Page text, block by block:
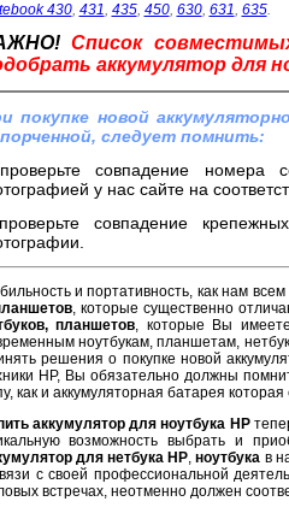
430, 431, 435, 450, 630, 631, 635.
Список
аккумулятор для
покупке новой
следует помнить:
совпадение номера
у нас сайте на
совпадение
и портативность, как нам
, которые существенно
планшетов, которые Вы
ноутбукам, планшетам,
решения о покупке новой
HP, Вы обязательно должны
как и аккумуляторная батарея
аккумулятор для ноутбука HP
возможность выбрать и
для нетбука HP,ноутбука в
с своей профессиональной
встречах, неотменно должен